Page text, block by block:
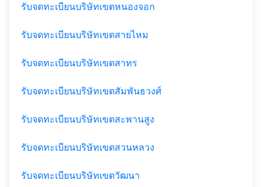
รับจดทะเบียนบริษัทเขตหนองจอก
รับจดทะเบียนบริษัทเขตสายไหม
รับจดทะเบียนบริษัทเขตสาทร
รับจดทะเบียนบริษัทเขตสัมพันธวงศ์
รับจดทะเบียนบริษัทเขตสะพานสูง
รับจดทะเบียนบริษัทเขตสวนหลวง
รับจดทะเบียนบริษัทเขตวัฒนา